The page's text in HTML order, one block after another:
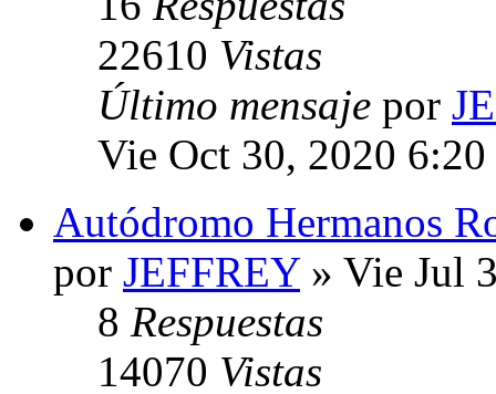
22610 Vistas
Último mensaje por
Vie Oct 30, 2020 6:20
Autódromo Hermanos
por JEFFREY» Vie Jul
8 Respuestas
14070 Vistas